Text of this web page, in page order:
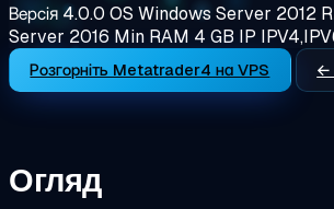
Версія 4.0.0 OS Windows Server 2012
Server 2016 Min RAM 4 GB IP
Розгорніть Metatrader4 на VPS ←
Огляд